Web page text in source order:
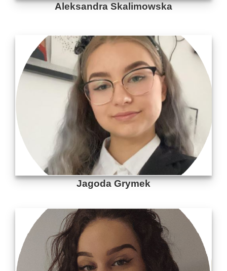
Aleksandra Skalimowska
Jagoda Grymek